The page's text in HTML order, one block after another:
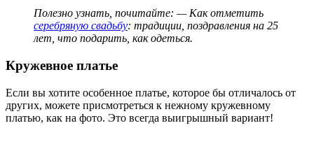
Полезно узнать, почитайте: — Как отметить
серебряную свадьбу: традиции, поздравления на 25
лет, что подарить, как одеться.
Кружевное платье
Если вы хотите особенное платье, которое бы отличалось от
других, можете присмотреться к нежному кружевному
платью, как на фото. Это всегда выигрышный вариант!